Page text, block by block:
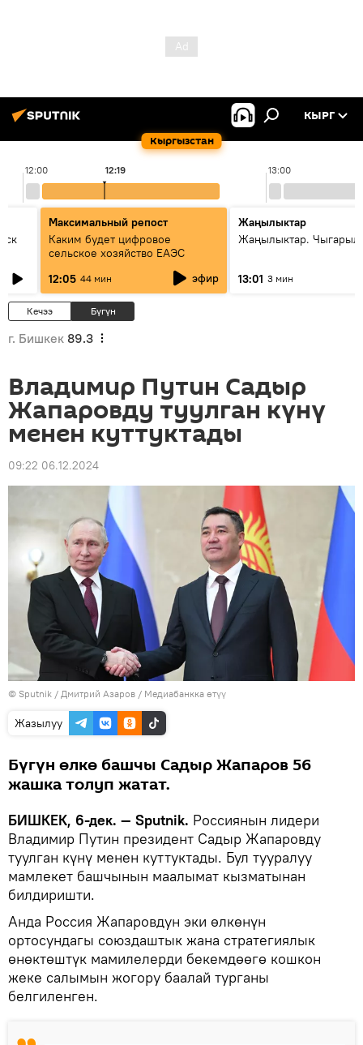
Кыргызстан
КЫРГ
12:00 13:00
12:19
Максимальный репост
Каким будет цифровое
сельское хозяйство ЕАЭС
12:05 44 мин эфир
Жаңылыктар
Жаңылыктар.
13:01 3 мин
Кечээ Бүгүн
г. Бишкек 89.3
Владимир Путин Садыр
Жапаровду туулган күнү
менен куттуктады
09:22 06.12.2024
© Sputnik / Дмитрий Азаров / Медиабанкка өтүү
Жазылуу
Бүгүн өлкө башчы Садыр Жапаров 56
жашка толуп жатат.
БИШКЕК, 6-дек. — Sputnik. Россиянын лидери
Владимир Путин президент Садыр Жапаровду
туулган күнү менен куттуктады. Бул тууралуу
мамлекет башчынын маалымат кызматынан
билдиришти.
Анда Россия Жапаровдун эки өлкөнүн
ортосундагы союздаштык жана стратегиялык
өнөктөштүк мамилелерди бекемдөөгө кошкон
жеке салымын жогору баалай турганы
белгиленген.